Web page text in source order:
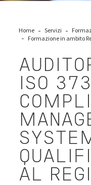
Home Servizi
Formazione in ambito
ISO
AL